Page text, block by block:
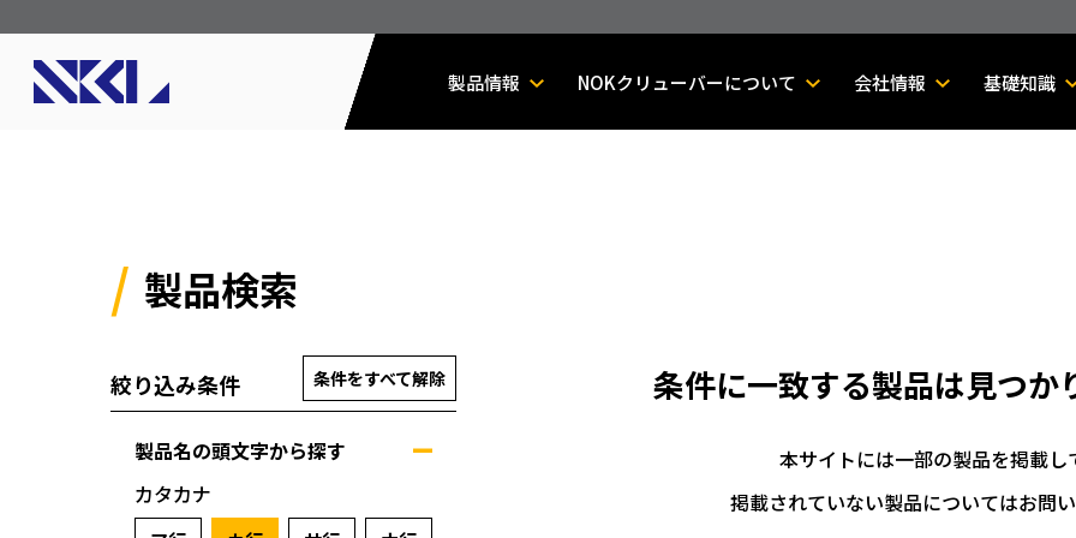
製品情報 NOKクリューバーについて 会社情報 基礎知識
製品検索
絞り込み条件 条件をすべて解除
製品名の頭文字から探す
カタカナ
条件に一致する製品は見つか
本サイトには一部の製品を掲載し
掲載されていない製品についてはお問